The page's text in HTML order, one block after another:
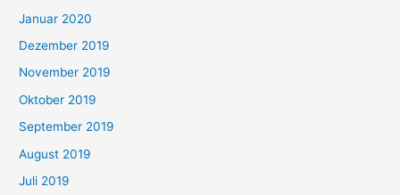
Januar 2020
Dezember 2019
November 2019
Oktober 2019
September 2019
August 2019
Juli 2019